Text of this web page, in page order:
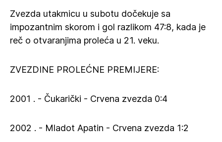
Zvezda utakmicu u subotu dočekuje sa
impozantnim skorom i gol razlikom 47:8, kada je
reč o otvaranjima proleća u 21. veku.
ZVEZDINE PROLEĆNE PREMIJERE:
2001 . - Čukarički - Crvena zvezda 0:4
2002 . - Mladot Apatin - Crvena zvezda 1:2